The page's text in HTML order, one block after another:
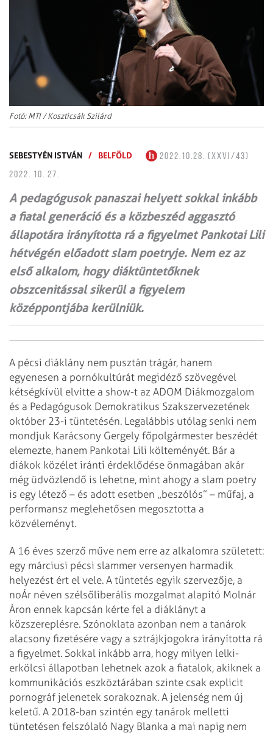
Fotó: MTI / Koszticsák Szilárd
SEBESTYÉN ISTVÁN / BELFÖLD
2022.10.28. (XXVI/43)
2022. 10. 27.
A pedagógusok panaszai helyett sokkal inkább
a fiatal generáció és a közbeszéd aggasztó
állapotára irányította rá a figyelmet Pankotai Lili
hétvégén előadott slam poetryje. Nem ez az
első alkalom, hogy diáktüntetőknek
obszcenitással sikerül a figyelem
középpontjába kerülniük.
A pécsi diáklány nem pusztán trágár, hanem
egyenesen a pornókultúrát megidéző szövegével
kétségkívül elvitte a show-t az ADOM Diákmozgalom
és a Pedagógusok Demokratikus Szakszervezetének
október 23-i tüntetésén. Legalábbis utólag senki nem
mondjuk Karácsony Gergely főpolgármester beszédét
elemezte, hanem Pankotai Lili költeményét. Bár a
diákok közélet iránti érdeklődése önmagában akár
még üdvözlendő is lehetne, mint ahogy a slam poetry
is egy létező – és adott esetben „beszólós” – műfaj, a
performansz meglehetősen megosztotta a
közvéleményt.
A 16 éves szerző műve nem erre az alkalomra született:
egy márciusi pécsi slammer versenyen harmadik
helyezést ért el vele. A tüntetés egyik szervezője, a
noÁr néven szélsőliberális mozgalmat alapító Molnár
Áron ennek kapcsán kérte fel a diáklányt a
közszereplésre. Szónoklata azonban nem a tanárok
alacsony fizetésére vagy a sztrájkjogokra irányította rá
a figyelmet. Sokkal inkább arra, hogy milyen lelki-
erkölcsi állapotban lehetnek azok a fiatalok, akiknek a
kommunikációs eszköztárában szinte csak explicit
pornográf jelenetek sorakoznak. A jelenség nem új
keletű. A 2018-ban szintén egy tanárok melletti
tüntetésen felszólaló Nagy Blanka a mai napig nem